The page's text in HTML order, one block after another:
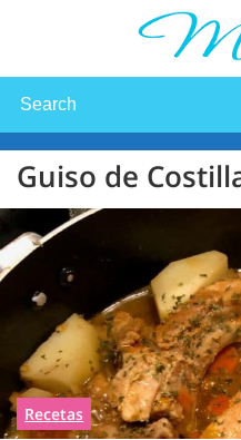
Guiso de
Recetas